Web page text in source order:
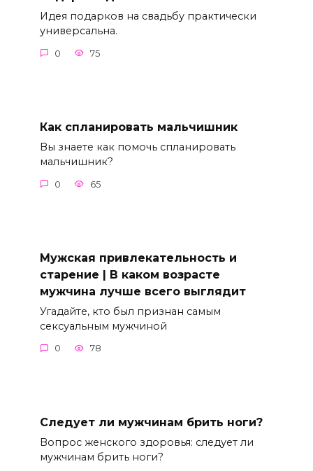
Идея подарков на свадьбу практически
универсальна.
0 75
Как спланировать мальчишник
Вы знаете как помочь спланировать
мальчишник?
0 65
Мужская привлекательность и
старение | В каком возрасте
мужчина лучше всего выглядит
Угадайте, кто был признан самым
сексуальным мужчиной
0 78
Следует ли мужчинам брить ноги?
Вопрос женского здоровья: следует ли
мужчинам брить ноги?